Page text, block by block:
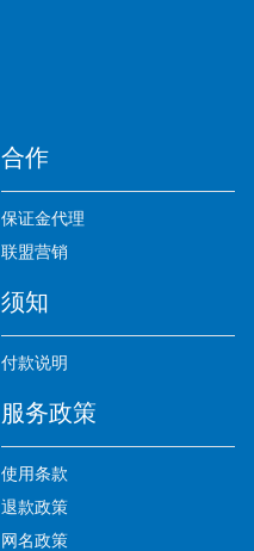
合作
保证金代理
联盟营销
须知
付款说明
服务政策
使用条款
退款政策
网名政策